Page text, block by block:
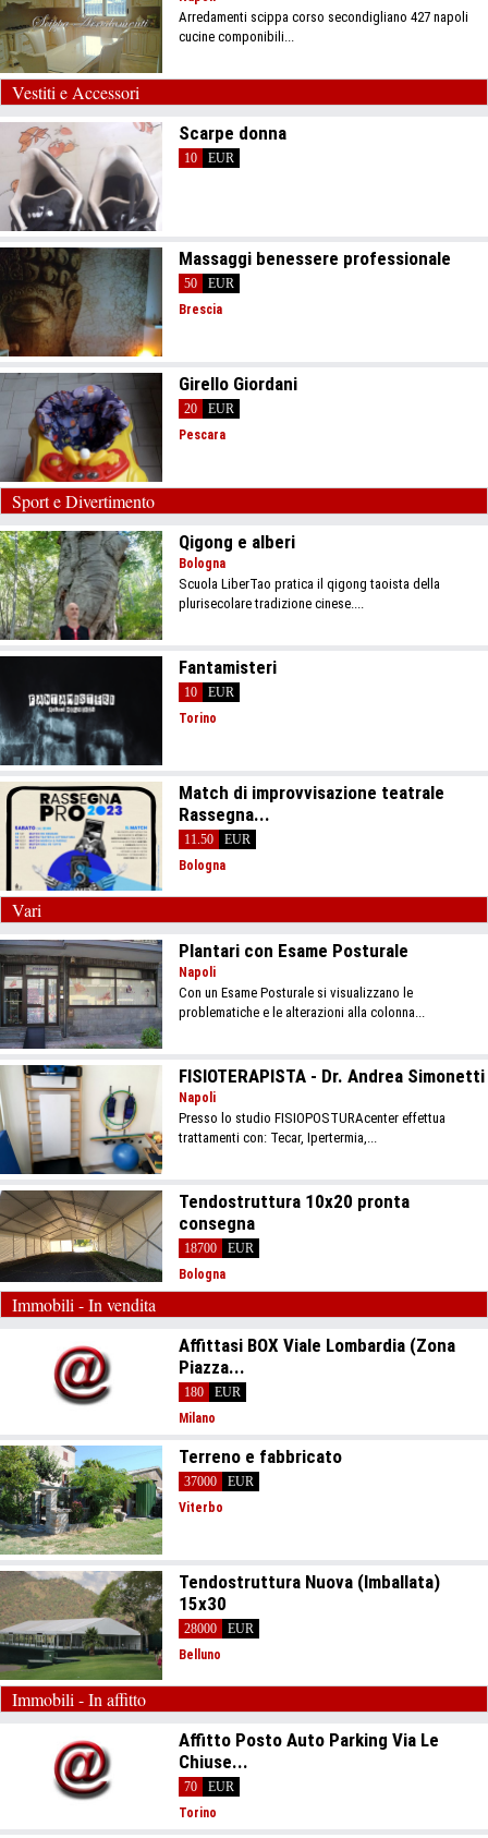
Arredamenti scippa corso secondigliano 427 napoli
cucine componibili...
Vestiti e Accessori
Scarpe donna
10 EUR
Massaggi benessere professionale
50
EUR
Brescia
Girello Giordani
20
EUR
Pescara
Sport e Divertimento
Qigong e alberi
Bologna
Scuola LiberTao pratica il qigong taoista della
plurisecolare tradizione cinese....
Fantamisteri
10
EUR
Torino
Match di improvvisazione teatrale
Rassegna...
11.50
EUR
Bologna
Vari
Plantari con Esame Posturale
Napoli
Con un Esame Posturale si visualizzano le
problematiche e le alterazioni alla colonna...
FISIOTERAPISTA - Dr. Andrea Simonetti
Napoli
Presso lo studio FISIOPOSTURAcenter effettua
trattamenti con: Tecar, Ipertermia,...
Tendostruttura 10x20 pronta
consegna
18700
EUR
Bologna
Immobili - In vendita
Affittasi BOX Viale Lombardia (Zona
Piazza...
180
EUR
Milano
Terreno e fabbricato
37000
EUR
Viterbo
Tendostruttura Nuova (Imballata)
15x30
28000
EUR
Belluno
Immobili - In affitto
Affitto Posto Auto Parking Via Le
Chiuse...
70
EUR
Torino